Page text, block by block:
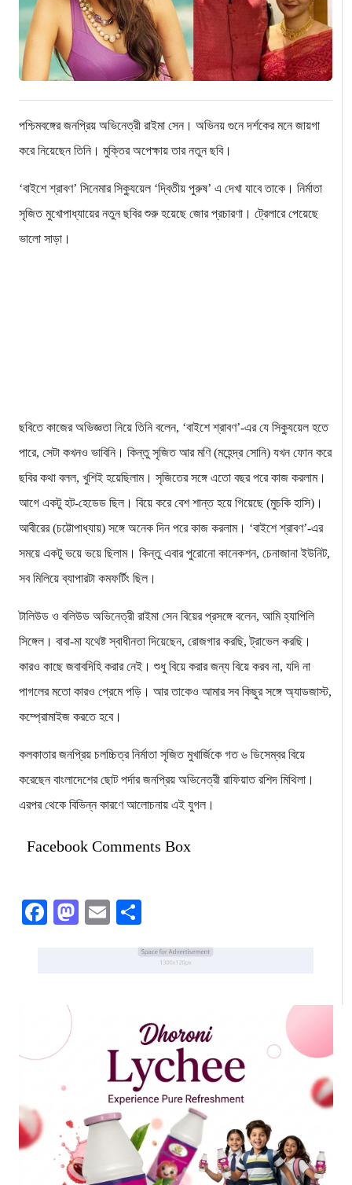
পশ্চিমবঙ্গের জনপ্রিয় অভিনেত্রী রাইমা সেন। অভিনয় গুনে দর্শকের মনে জায়গা
করে নিয়েছেন তিনি। মুক্তির অপেক্ষায় তার নতুন ছবি।
‘বাইশে শ্রাবণ’ সিনেমার সিক্যুয়েল ‘দ্বিতীয় পুরুষ’ এ দেখা যাবে তাকে। নির্মাতা
সৃজিত মুখোপাধ্যায়ের নতুন ছবির শুরু হয়েছে জোর প্রচারণা। ট্রেলারে পেয়েছে
ভালো সাড়া।
ছবিতে কাজের অভিজ্ঞতা নিয়ে তিনি বলেন, ‘বাইশে শ্রাবণ’-এর যে সিক্যুয়েল হতে
পারে, সেটা কখনও ভাবিনি। কিন্তু সৃজিত আর মণি (মহেন্দ্র সোনি) যখন ফোন করে
ছবির কথা বলল, খুশিই হয়েছিলাম। সৃজিতের সঙ্গে এতো বছর পরে কাজ করলাম।
আগে একটু হট-হেডেড ছিল। বিয়ে করে বেশ শান্ত হয়ে গিয়েছে (মুচকি হাসি)।
আবীরের (চট্টোপাধ্যায়) সঙ্গে অনেক দিন পরে কাজ করলাম। ‘বাইশে শ্রাবণ’-এর
সময়ে একটু ভয়ে ভয়ে ছিলাম। কিন্তু এবার পুরোনো কানেকশন, চেনাজানা ইউনিট,
সব মিলিয়ে ব্যাপারটা কমফর্টিং ছিল।
টালিউড ও বলিউড অভিনেত্রী রাইমা সেন বিয়ের প্রসঙ্গে বলেন, আমি হ্যাপিলি
সিঙ্গেল। বাবা-মা যথেষ্ট স্বাধীনতা দিয়েছেন, রোজগার করছি, ট্রাভেল করছি।
কারও কাছে জবাবদিহি করার নেই। শুধু বিয়ে করার জন্য বিয়ে করব না, যদি না
পাগলের মতো কারও প্রেমে পড়ি। আর তাকেও আমার সব কিছুর সঙ্গে অ্যাডজাস্ট,
কম্প্রোমাইজ করতে হবে।
কলকাতার জনপ্রিয় চলচ্চিত্র নির্মাতা সৃজিত মুখার্জিকে গত ৬ ডিসেম্বর বিয়ে
করেছেন বাংলাদেশের ছোট পর্দার জনপ্রিয় অভিনেত্রী রাফিয়াত রশিদ মিথিলা।
এরপর থেকে বিভিন্ন কারণে আলোচনায় এই যুগল।
Facebook Comments Box
Facebook
Mastodon
Email